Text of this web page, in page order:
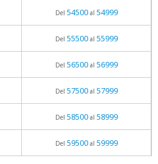
Del 54500al 54999
Del 55500al 55999
Del 56500al 56999
Del 57500al 57999
Del 58500al 58999
Del 59500al 59999